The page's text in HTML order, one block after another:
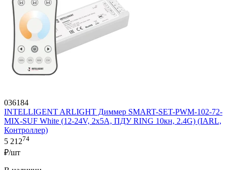
036184
INTELLIGENT ARLIGHT Диммер SMART-SET-PWM-102-72-
MIX-SUF White (12-24V, 2x5A, ПДУ RING 10кн, 2.4G) (IARL,
Контроллер)
5 21274
₽/шт